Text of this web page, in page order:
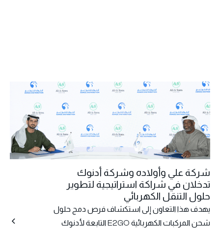
شركة علي وأولاده وشركة أدنوك
تدخلان في شراكة استراتيجية لتطوير
حلول التنقل الكهربائي
يهدف هذا التعاون إلى استكشاف فرص دمج حلول
شحن المركبات الكهربائية E2GO التابعة لأدنوك